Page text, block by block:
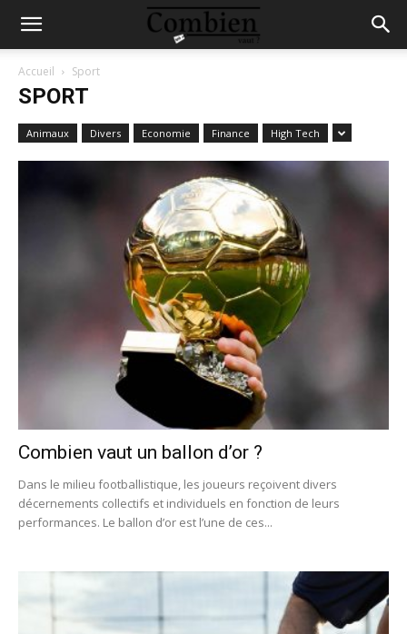
Accueil Sport
SPORT
Animaux Divers Economie Finance High Tech
Combien vaut un ballon d’or ?
Dans le milieu footballistique, les joueurs reçoivent divers
décernements collectifs et individuels en fonction de leurs
performances. Le ballon d’or est l’une de ces...